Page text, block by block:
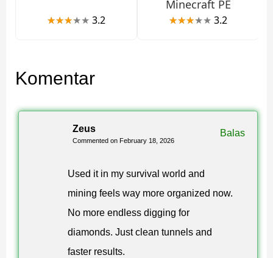
3.2
Minecraft PE
3.2
Komentar
Zeus
Commented on February 18, 2026
Used it in my survival world and
mining feels way more organized now.
No more endless digging for
diamonds. Just clean tunnels and
faster results.
Balas